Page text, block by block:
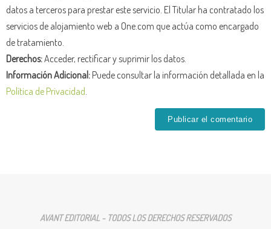
datos a terceros para prestar este servicio. El Titular ha contratado los
servicios de alojamiento web a One.com que actúa como encargado
de tratamiento.
Derechos:Acceder, rectificar y suprimir los datos.
Información Adicional:Puede consultar la información detallada en la
Política de Privacidad
AVANT EDITORIAL - TODOS LOS DERECHOS RESERVADOS